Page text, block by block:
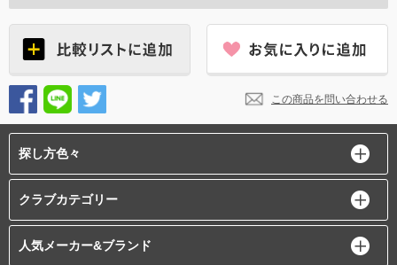
この商品を問い合わせる
探し方色々
クラブカテゴリー
人気メーカー&ブランド